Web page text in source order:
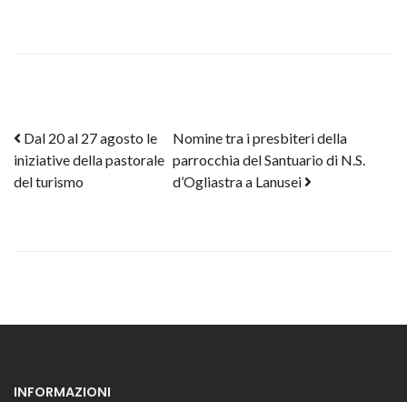
Post navigation
Dal 20 al 27 agosto le
iniziative della pastorale
del turismo
Nomine tra i presbiteri della
parrocchia del Santuario di N.S.
d’Ogliastra a Lanusei
INFORMAZIONI